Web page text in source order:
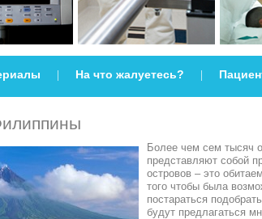
На что жалуетесь?
Более чем сем тысяч
представляют собой
островов – это
того чтобы была
постараться
будут предлагаться